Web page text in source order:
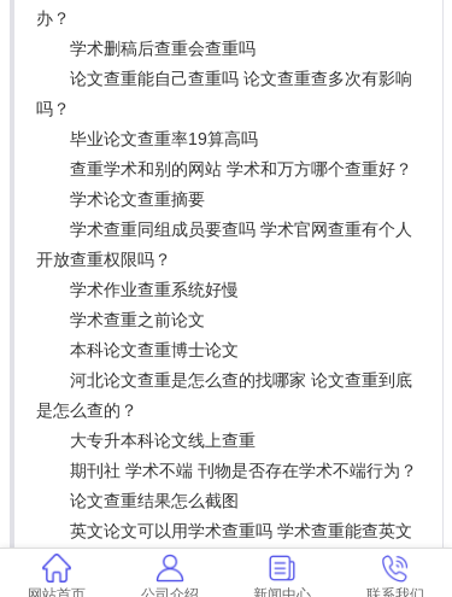
办？
学术删稿后查重会查重吗
论文查重能自己查重吗 论文查重查多次有影响
吗？
毕业论文查重率19算高吗
查重学术和别的网站 学术和万方哪个查重好？
学术论文查重摘要
学术查重同组成员要查吗 学术官网查重有个人
开放查重权限吗？
学术作业查重系统好慢
学术查重之前论文
本科论文查重博士论文
河北论文查重是怎么查的找哪家 论文查重到底
是怎么查的？
大专升本科论文线上查重
期刊社 学术不端 刊物是否存在学术不端行为？
论文查重结果怎么截图
英文论文可以用学术查重吗 学术查重能查英文
翻译的论文吗？
维普查重能加尾注吗 维普查重多少钱？